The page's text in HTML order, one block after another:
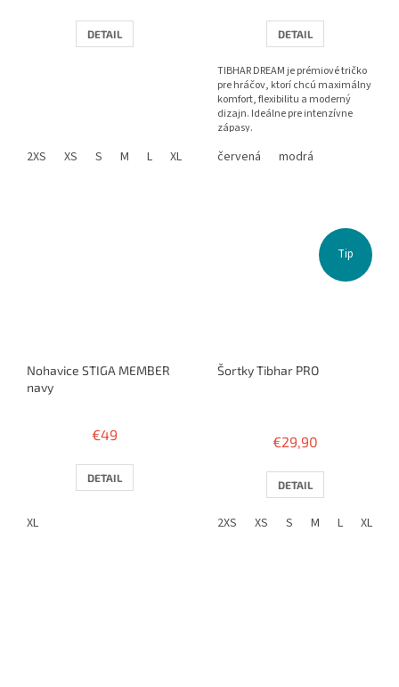
DETAIL
2XS XS S M L XL 3XL 4XL
DETAIL
TIBHAR DREAM je prémiové tričko
pre hráčov, ktorí chcú maximálny
komfort, flexibilitu a moderný
dizajn. Ideálne pre intenzívne
zápasy.
červená modrá
Nohavice STIGA MEMBER
navy
€49
DETAIL
XL
Tip
Šortky Tibhar PRO
produktu
3,8
z
hviezdičiek.
€29,90
DETAIL
2XS XS S M L XL